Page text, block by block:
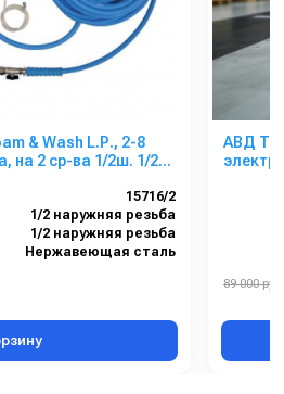
& Wash L.Р., 2-8
на 2 ср-ва 1/2ш. 1/2
15716/2
1/2 наружняя резьба
1/2 наружняя резьба
Нержавеющая сталь
АВД
89 000 руб.